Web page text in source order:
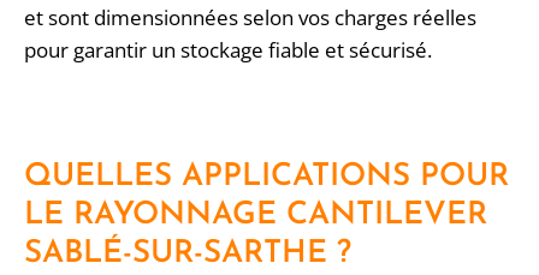
et sont dimensionnées selon vos charges réelles
pour garantir un stockage fiable et sécurisé.
QUELLES APPLICATIONS POUR
LE RAYONNAGE CANTILEVER
SABLÉ-SUR-SARTHE ?